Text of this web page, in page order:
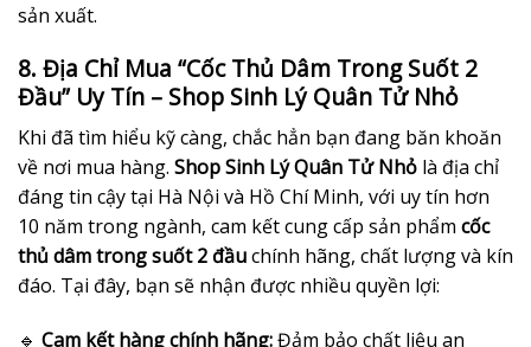
sản xuất.
8. Địa Chỉ Mua “Cốc Thủ Dâm Trong Suốt 2
Đầu” Uy Tín – Shop Sinh Lý Quân Tử Nhỏ
Khi đã tìm hiểu kỹ càng, chắc hẳn bạn đang băn khoăn
về nơi mua hàng. Shop Sinh Lý Quân Tử Nhỏ là địa chỉ
đáng tin cậy tại Hà Nội và Hồ Chí Minh, với uy tín hơn
10 năm trong ngành, cam kết cung cấp sản phẩm cốc
thủ dâm trong suốt 2 đầuchính hãng, chất lượng và kín
đáo. Tại đây, bạn sẽ nhận được nhiều quyền lợi:
🔹 Cam kết hàng chính hãng:Đảm bảo chất liệu an